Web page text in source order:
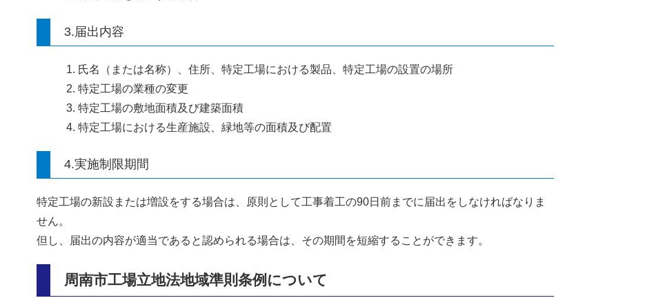
3.届出内容
氏名（または名称）、住所、特定工場における製品、特定工場の設置の場所
特定工場の業種の変更
特定工場の敷地面積及び建築面積
特定工場における生産施設、緑地等の面積及び配置
4.実施制限期間
特定工場の新設または増設をする場合は、原則として工事着工の90日前までに届出をしなければなりま
せん。
但し、届出の内容が適当であると認められる場合は、その期間を短縮することができます。
周南市工場立地法地域準則条例について